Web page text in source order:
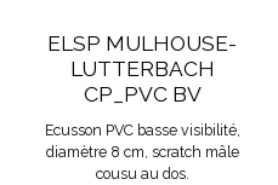
ELSP MULHOUSE-
LUTTERBACH
CP_PVC BV
Ecusson PVC basse visibilité,
diamètre 8 cm, scratch mâle
cousu au dos.